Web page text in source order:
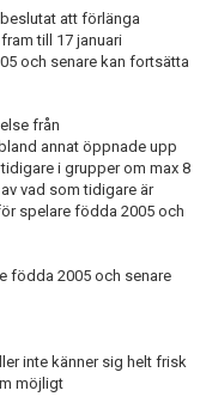
att förlänga
till 17 januari
och senare kan fortsätta
från
annat öppnade upp
i grupper om max 8
vad som tidigare är
spelare födda 2005 och
födda 2005 och senare
inte känner sig helt frisk
möjligt